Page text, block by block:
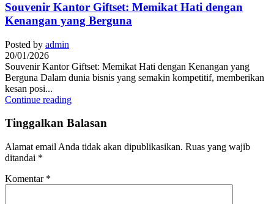
Souvenir Kantor Giftset: Memikat Hati dengan
Kenangan yang Berguna
Posted by admin
20/01/2026
Souvenir Kantor Giftset: Memikat Hati dengan Kenangan yang
Berguna Dalam dunia bisnis yang semakin kompetitif, memberikan
kesan posi...
Continue reading
Tinggalkan Balasan
Alamat email Anda tidak akan dipublikasikan. Ruas yang wajib
ditandai *
Komentar *